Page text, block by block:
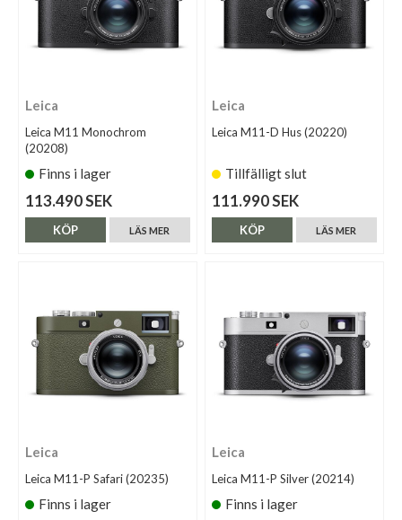
Leica
Leica M11 Monochrom
(20208)
Finns i lager
113.490 SEK
LÄS MER
KÖP
Leica
Leica M11-D Hus (20220)
Tillfälligt slut
111.990 SEK
LÄS MER
KÖP
Leica
Leica M11-P Safari (20235)
Finns i lager
Leica
Leica M11-P Silver (20214)
Finns i lager